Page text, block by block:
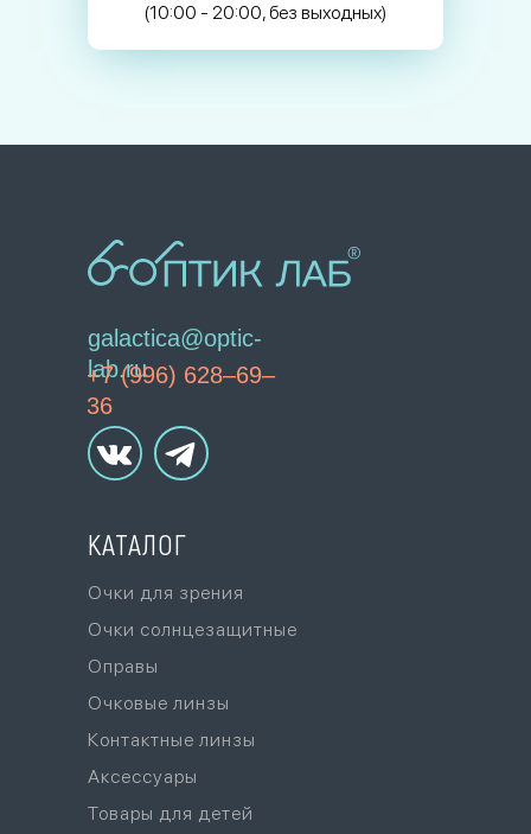
(10:00 - 20:00, без выходных)
galactica@optic-
lab.ru
Очки для зрения
Очки солнцезащитные
Очковые линзы
Оправы
Контактные линзы
Аксессуары
Товары для детей
+7 (996) 628–69–
36
КАТАЛОГ